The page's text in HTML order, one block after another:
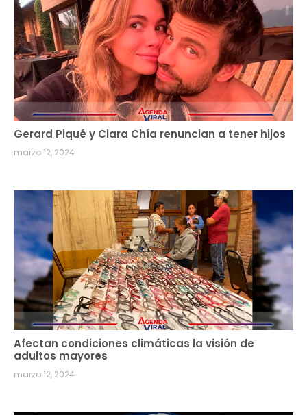
Gerard Piqué y Clara Chía renuncian a tener hijos
marzo 12, 2024
Afectan condiciones climáticas la visión de
adultos mayores
marzo 12, 2024